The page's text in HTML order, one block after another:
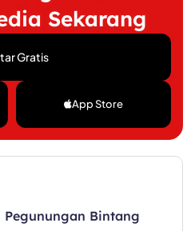
Sekarang
Gratis
App Store
Pegunungan Bintang